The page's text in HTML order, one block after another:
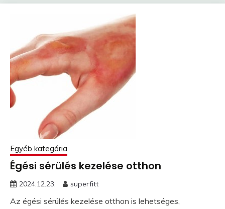
Egyéb kategória
Égési sérülés kezelése otthon
2024.12.23. superfitt
Az égési sérülés kezelése otthon is lehetséges,